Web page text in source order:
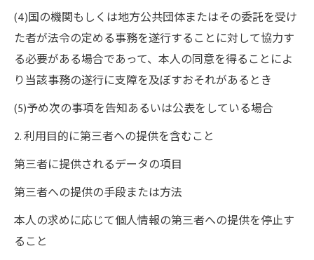
(4)国の機関もしくは地方公共団体またはその委託を受け
た者が法令の定める事務を遂行することに対して協力す
る必要がある場合であって、本人の同意を得ることによ
り当該事務の遂行に支障を及ぼすおそれがあるとき
(5)予め次の事項を告知あるいは公表をしている場合
2. 利用目的に第三者への提供を含むこと
第三者に提供されるデータの項目
第三者への提供の手段または方法
本人の求めに応じて個人情報の第三者への提供を停止す
ること